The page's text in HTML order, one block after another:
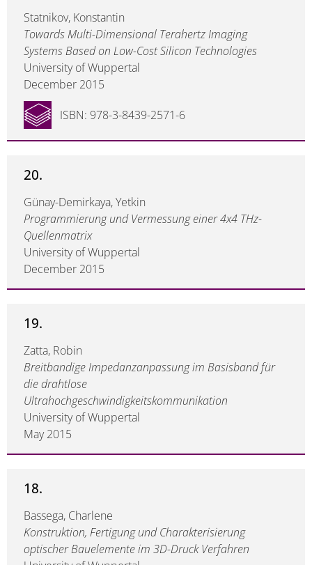
Statnikov, Konstantin
Towards Multi-Dimensional Terahertz Imaging
Systems Based on Low-Cost Silicon Technologies
University of Wuppertal
December 2015
ISBN: 978-3-8439-2571-6
20.
Günay-Demirkaya, Yetkin
Programmierung und Vermessung einer 4x4 THz-
Quellenmatrix
University of Wuppertal
December 2015
19.
Zatta, Robin
Breitbandige Impedanzanpassung im Basisband für
die drahtlose
Ultrahochgeschwindigkeitskommunikation
University of Wuppertal
May 2015
18.
Bassega, Charlene
Konstruktion, Fertigung und Charakterisierung
optischer Bauelemente im 3D-Druck Verfahren